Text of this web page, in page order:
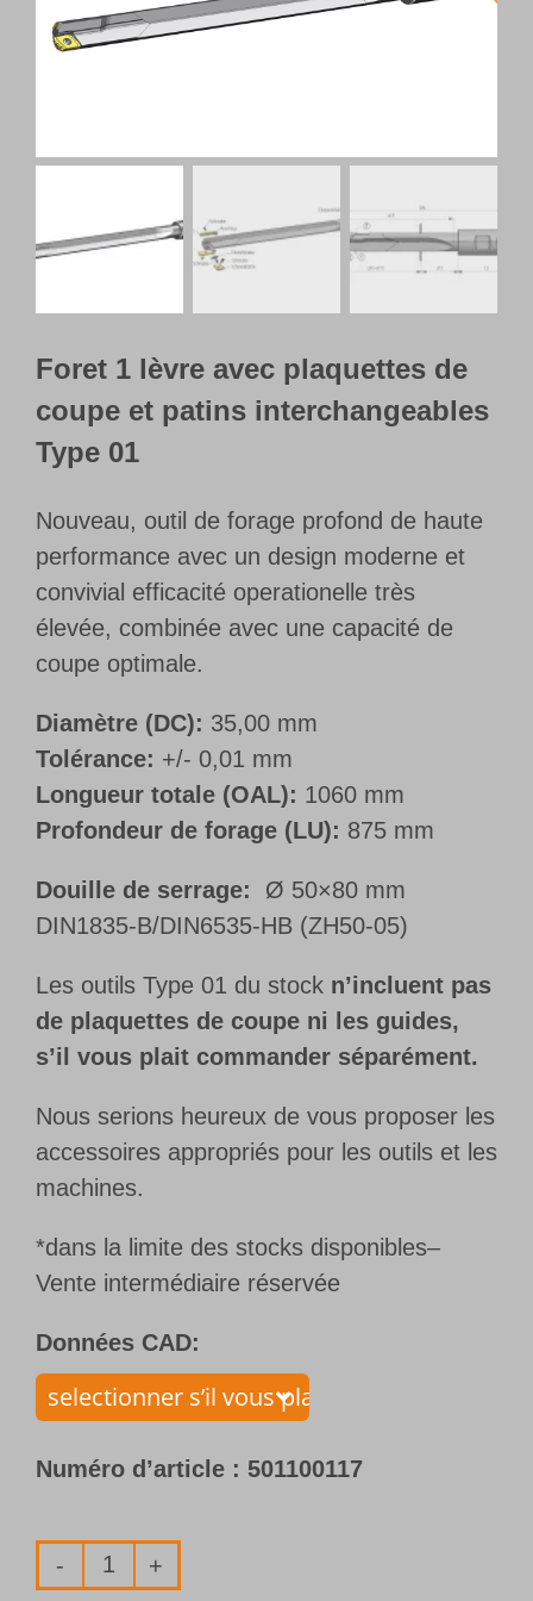
Français
Foret 1 lèvre avec plaquettes de
coupe et patins interchangeables
Type 01
Nouveau, outil de forage profond de haute
performance avec un design moderne et
convivial efficacité operationelle très
élevée, combinée avec une capacité de
coupe optimale.
Diamètre (DC): 35,00 mm
Tolérance: +/- 0,01 mm
Longueur totale (OAL): 1060 mm
Profondeur de forage (LU): 875 mm
Douille de serrage:
Ø 50×80 mm
DIN1835-B/DIN6535-HB (ZH50-05)
Les outils Type 01 du stock n’incluent pas
de plaquettes de coupe ni les guides,
s’il vous plait commander séparément.
Nous serions heureux de vous proposer les
accessoires appropriés pour les outils et les
machines.
*dans la limite des stocks disponibles–
Vente intermédiaire réservée
Données CAD:
Numéro d’article : 501100117
quantité